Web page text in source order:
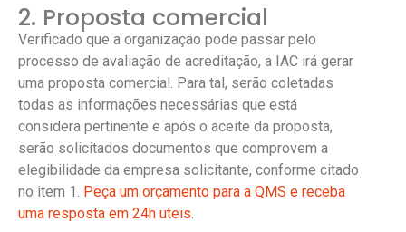
2. Proposta comercial
Verificado que a organização pode passar pelo
processo de avaliação de acreditação, a IAC irá gerar
uma proposta comercial. Para tal, serão coletadas
todas as informações necessárias que está
considera pertinente e após o aceite da proposta,
serão solicitados documentos que comprovem a
elegibilidade da empresa solicitante, conforme citado
no item 1. Peça um orçamento para a QMS e receba
uma resposta em 24h uteis.